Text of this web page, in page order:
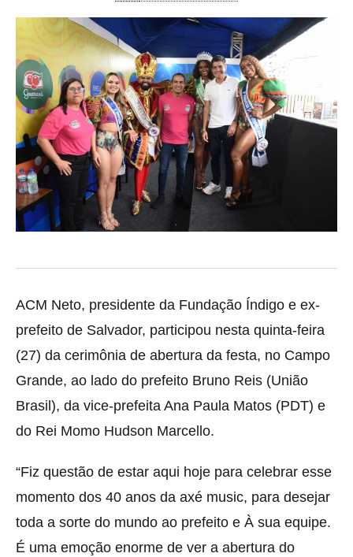
ACM Neto, presidente da Fundação Índigo e ex-
prefeito de Salvador, participou nesta quinta-feira
(27) da cerimônia de abertura da festa, no Campo
Grande, ao lado do prefeito Bruno Reis (União
Brasil), da vice-prefeita Ana Paula Matos (PDT) e
do Rei Momo Hudson Marcello.
“Fiz questão de estar aqui hoje para celebrar esse
momento dos 40 anos da axé music, para desejar
toda a sorte do mundo ao prefeito e À sua equipe.
É uma emoção enorme de ver a abertura do